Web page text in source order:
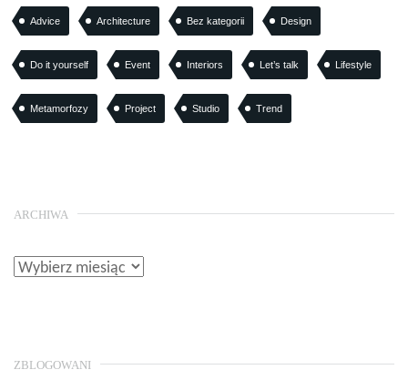
Advice Architecture Bez kategorii Design
Do it yourself Event Interiors Let’s talk Lifestyle
Metamorfozy Project Studio Trend
ARCHIWA
ZBLOGOWANI